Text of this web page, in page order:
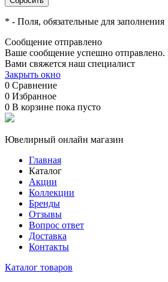
* - Поля, обязательные для заполнения
Сообщение отправлено
Ваше сообщение успешно
Вами свяжется наш специалист
Закрыть окно
0 Сравнение
0 Избранное
0 В корзине пока пусто
Ювелирный онлайн магазин
Главная
Каталог
Акции
Коллекции
Бренды
Отзывы
Вопрос ответ
Доставка
Контакты
Каталог товаров